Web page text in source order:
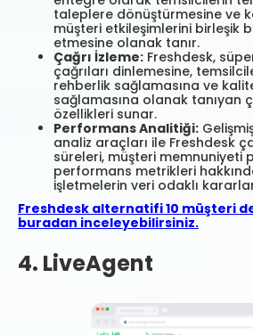
taleplere dönüştürmesine ve
müşteri etkileşimlerini birleşik
etmesine olanak tanır.
Çağrı İzleme: Freshdesk,
çağrıları dinlemesine,
rehberlik sağlamasına ve
sağlamasına olanak tanıyan
özellikleri sunar.
Performans Analitiği:
analiz araçları ile Freshdesk
süreleri, müşteri memnuniyeti
performans metrikleri
işletmelerin veri odaklı kararlar
Freshdesk alternatifi 10 müşteri
buradan inceleyebilirsiniz.
4. LiveAgent